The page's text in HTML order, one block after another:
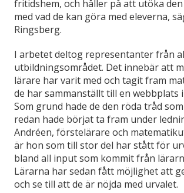
fritidshem, och håller på att utöka
med vad de kan göra med eleverna,
Ringsberg.
I arbetet deltog representanter från
utbildningsområdet. Det innebär att
lärare har varit med och tagit fram
de har sammanställt till en webbplats
Som grund hade de den röda tråd
redan hade börjat ta fram under
Andréen, förstelärare och
är hon som till stor del har stått för
bland all input som kommit från
Lärarna har sedan fått möjlighet att
och se till att de är nöjda med urvalet.